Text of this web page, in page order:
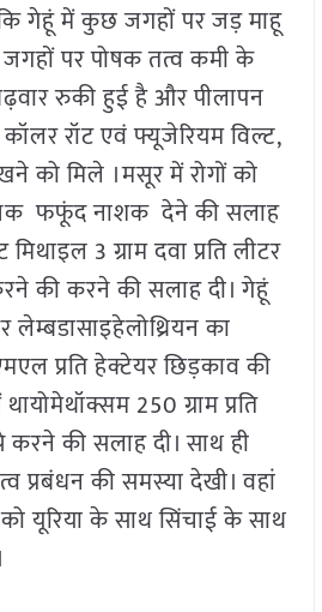
कि गेहूं में कुछ जगहों पर जड़ माहू
पर पोषक तत्व कमी के
रुकी हुई है और पीलापन
रॉट एवं फ्यूजेरियम विल्ट,
को मिले ।मसूर में रोगों को
फफूंद नाशक देने की सलाह
3 ग्राम दवा प्रति लीटर
की करने की सलाह दी। गेहूं
का
प्रति हेक्टेयर छिड़काव की
250 ग्राम प्रति
करने की सलाह दी। साथ ही
प्रबंधन की समस्या देखी। वहां
यूरिया के साथ सिंचाई के साथ